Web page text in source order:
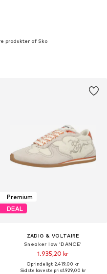
produkter af Sko
Premium
DEAL
ZADIG & VOLTAIRE
Sneaker low 'DANCE'
1.935,20 kr
Oprindeligt: 2.419,00 kr
Sidste laveste pris:1.929,00 kr